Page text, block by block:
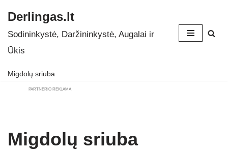
Skip
to
Derlingas.lt
Sodininkystė, Daržininkystė, Augalai ir
Ūkis
Migdolų sriuba
PARTNERIO REKLAMA
Migdolų sriuba